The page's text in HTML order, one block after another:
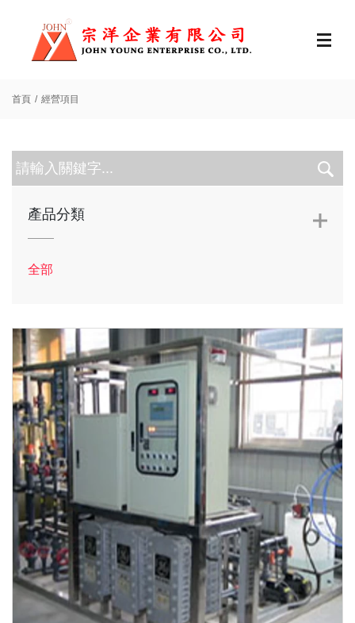
首頁 經營項目
產品分類
全部